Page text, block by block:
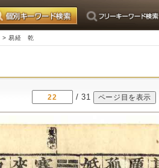
> 易経 乾
/ 31